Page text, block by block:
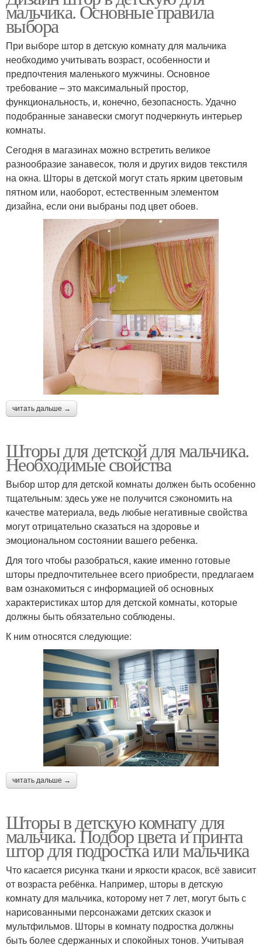
мальчика. Основные правила
выбора
При выборе штор в детскую комнату для мальчика
необходимо учитывать возраст, особенности и
предпочтения маленького мужчины. Основное
требование – это максимальный простор,
функциональность, и, конечно, безопасность. Удачно
подобранные занавески смогут подчеркнуть интерьер
комнаты.
Сегодня в магазинах можно встретить великое
разнообразие занавесок, тюля и других видов текстиля
на окна. Шторы в детской могут стать ярким цветовым
пятном или, наоборот, естественным элементом
дизайна, если они выбраны под цвет обоев.
читать дальше →
Шторы для детской для мальчика.
Необходимые свойства
Выбор штор для детской комнаты должен быть особенно
тщательным: здесь уже не получится сэкономить на
качестве материала, ведь любые негативные свойства
могут отрицательно сказаться на здоровье и
эмоциональном состоянии вашего ребенка.
Для того чтобы разобраться, какие именно готовые
шторы предпочтительнее всего приобрести, предлагаем
вам ознакомиться с информацией об основных
характеристиках штор для детской комнаты, которые
должны быть обязательно соблюдены.
К ним относятся следующие:
читать дальше →
Шторы в детскую комнату для
мальчика. Подбор цвета и принта
штор для подростка или мальчика
Что касается рисунка ткани и яркости красок, всё зависит
от возраста ребёнка. Например, шторы в детскую
комнату для мальчика, которому нет 7 лет, могут быть с
нарисованными персонажами детских сказок и
мультфильмов. Шторы в комнату подростка должны
быть более сдержанных и спокойных тонов. Учитывая